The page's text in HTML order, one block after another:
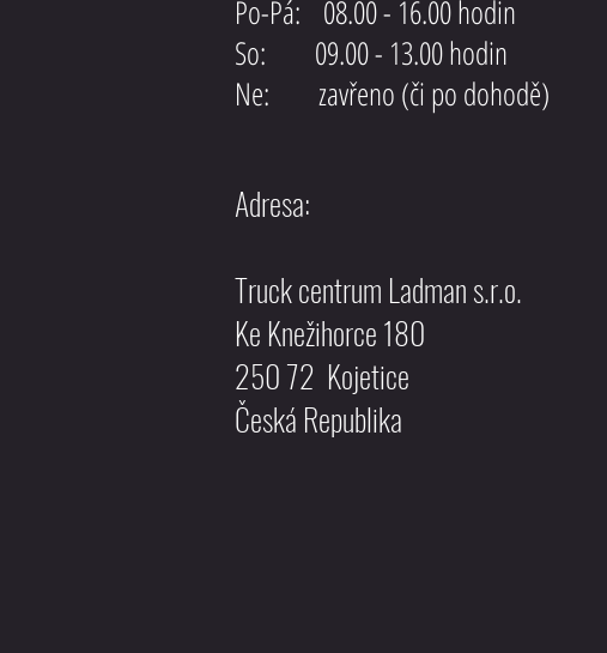
Po-Pá: 08.00 - 16.00 hodin
So: 09.00 - 13.00 hodin
Ne: zavřeno (či po dohodě)
Adresa:
Truck centrum Ladman s.r.o.
Ke Knežihorce 180
250 72 Kojetice
Česká Republika